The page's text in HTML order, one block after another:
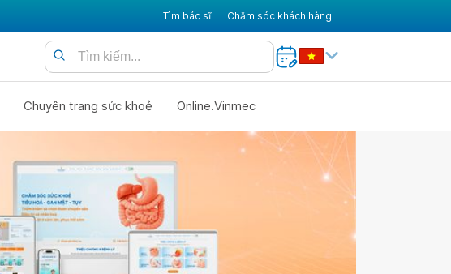
Tìm bác sĩ Chăm sóc khách hàng
Chuyên trang sức khoẻ Online.Vinmec